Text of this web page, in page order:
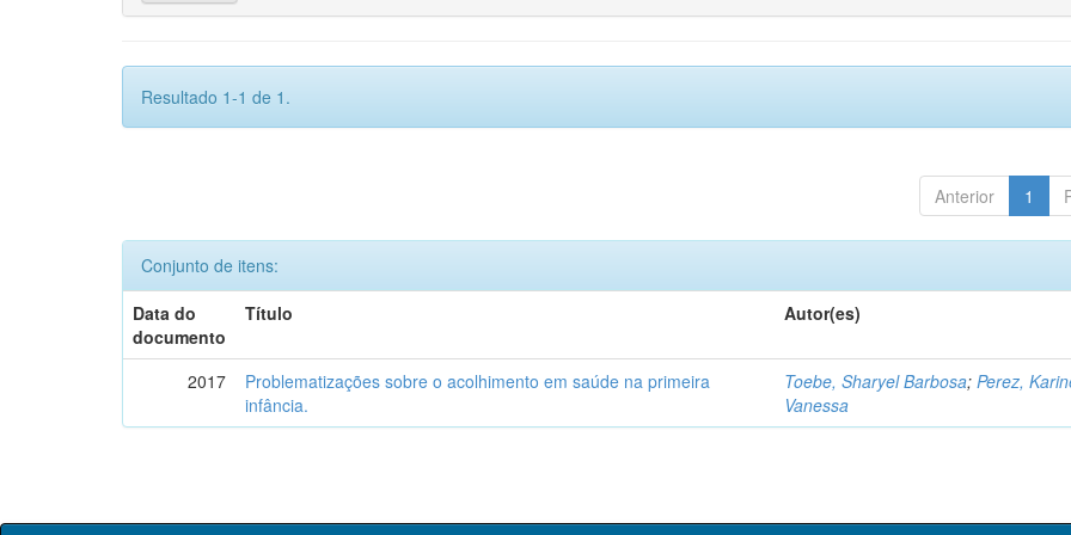
Resultado 1-1 de 1.
Anterior 1
Conjunto de itens:
Data do
documento
Título Autor(es)
2017
Problematizações sobre o acolhimento em saúde na primeira
infância.
Toebe, Sharyel Barbosa;Perez,
Vanessa